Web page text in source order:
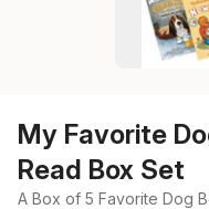
My Favorite
Read Box Set
A Box of 5 Favorite Dog